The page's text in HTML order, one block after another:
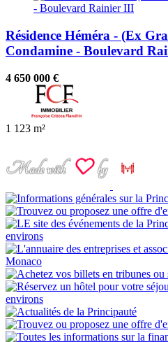
Résidence Héméra - (Ex
Condamine - Boulevard
4 650 000 €
1 123 m²